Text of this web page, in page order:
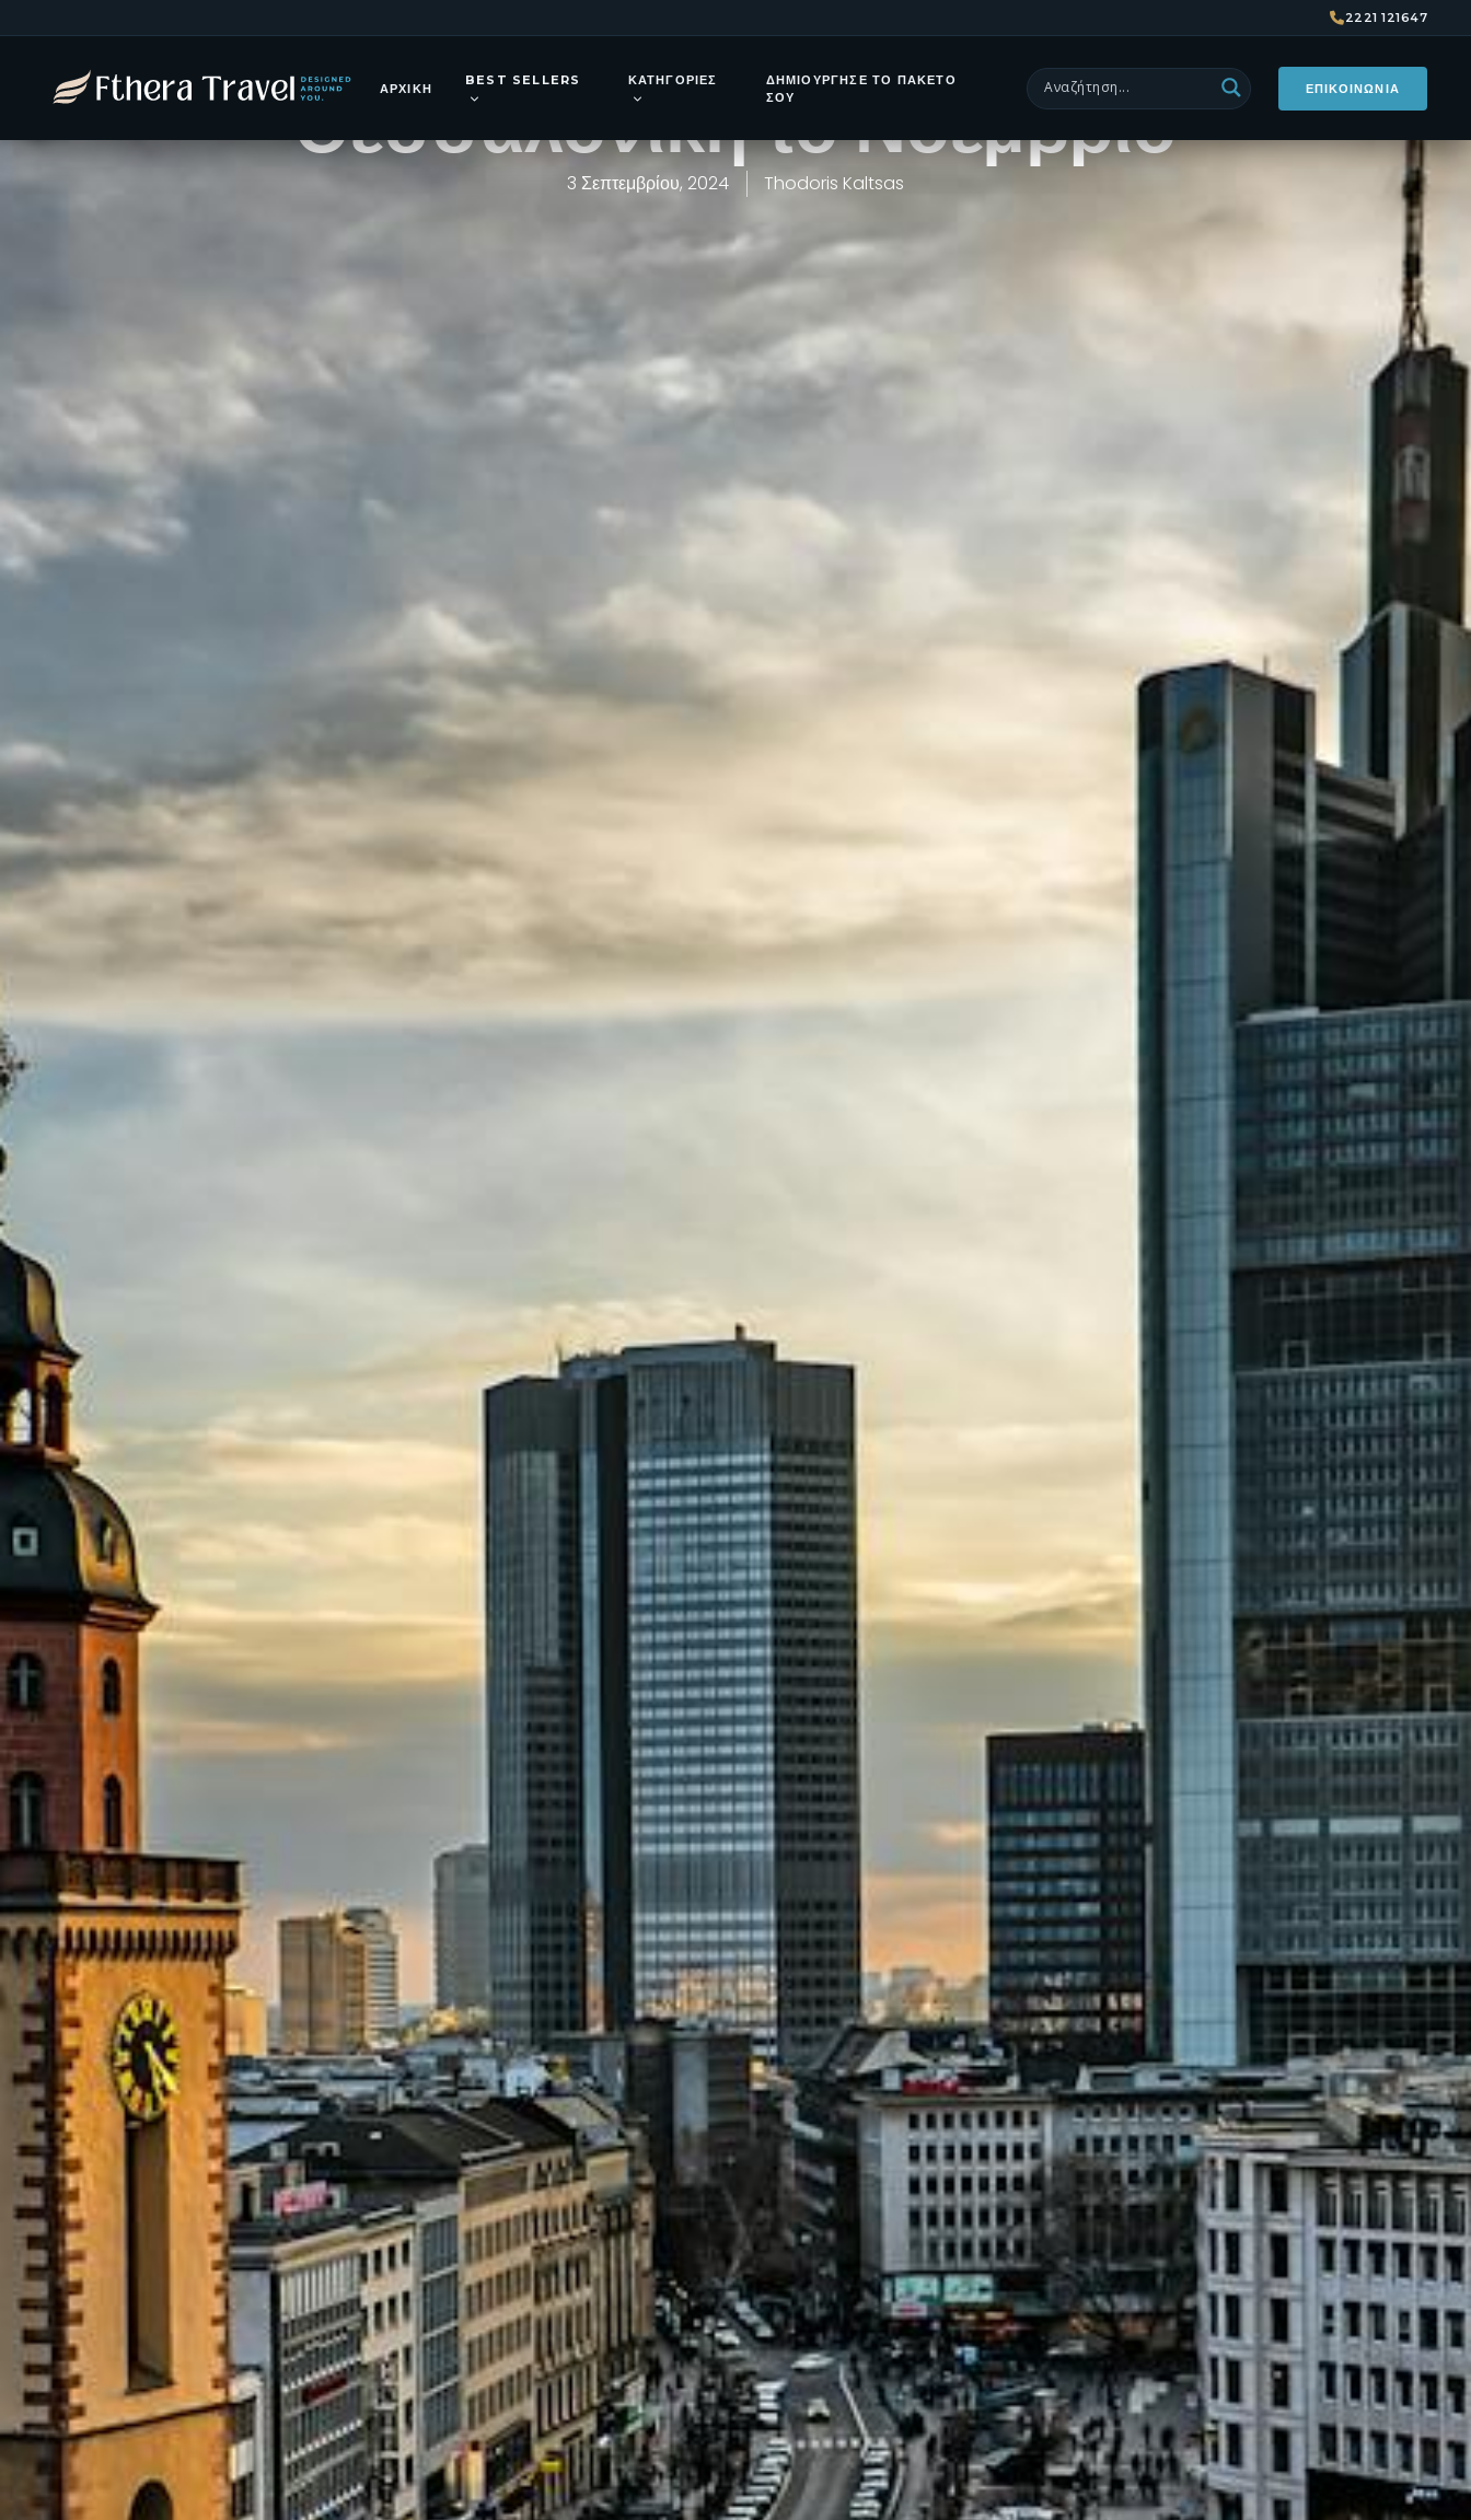
2221 121647
ΑΡΧΙΚΉ
BEST SELLERS ΚΑΤΗΓΟΡΊΕΣ
ΔΗΜΙΟΎΡΓΗΣΕ ΤΟ ΠΑΚΈΤΟ
ΣΟΥ
ΕΠΙΚΟΙΝΩΝΙΑ
Ταξίδι στη Φρανκφούρτη από
Θεσσαλονίκη το Νοέμβριο
3 Σεπτεμβρίου, 2024 Thodoris Kaltsas